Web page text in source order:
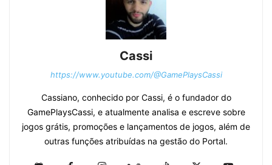
Cassi
https://www.youtube.com/@GamePlaysCassi
Cassiano, conhecido por Cassi, é o fundador do
GamePlaysCassi, e atualmente analisa e escreve sobre
jogos grátis, promoções e lançamentos de jogos, além de
outras funções atribuídas na gestão do Portal.